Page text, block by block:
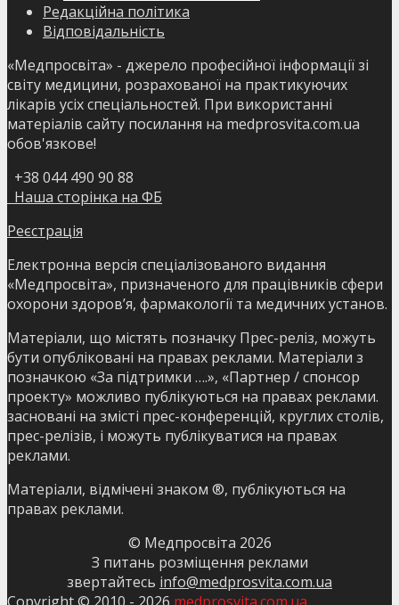
Редакційна політика
Відповідальність
«Медпросвіта» - джерело професійної інформації зі
світу медицини, розрахованої на практикуючих
лікарів усіх спеціальностей. При використанні
матеріалів сайту посилання на medprosvita.com.ua
обов'язкове!
+38 044 490 90 88
Наша сторінка на ФБ
Реєстрація
Електронна версія спеціалізованого видання
«Медпросвіта», призначеного для працівників сфери
охорони здоров’я, фармакології та медичних установ.
Матеріали, що містять позначку Прес-реліз, можуть
бути опубліковані на правах реклами. Матеріали з
позначкою «За підтримки ….», «Партнер / спонсор
проекту» можливо публікуються на правах реклами.
засновані на змісті прес-конференцій, круглих столів,
прес-релізів, і можуть публікуватися на правах
реклами.
Матеріали, відмічені знаком ®, публікуються на
правах реклами.
© Медпросвіта 2026
З питань розміщення реклами
звертайтесь info@medprosvita.com.ua